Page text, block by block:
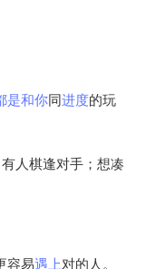
是和你同进度的玩
有人棋逢对手；想凑
容易遇上对的人。